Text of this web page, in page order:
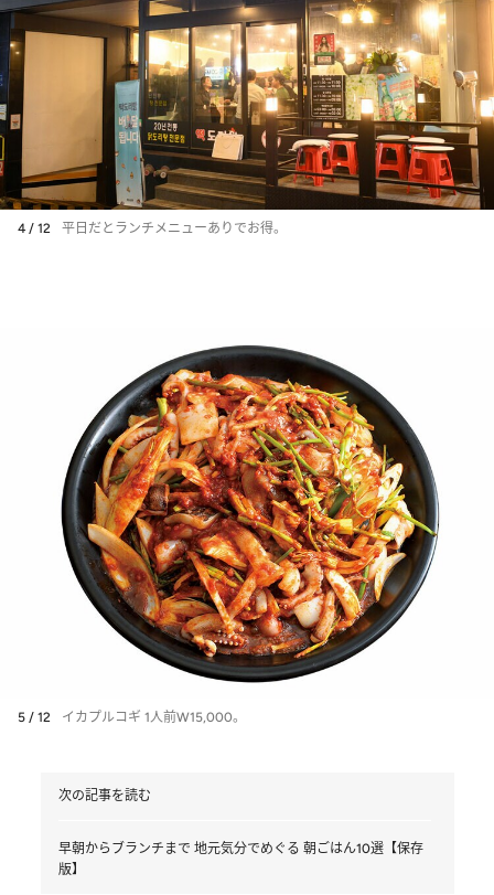
4 / 12 平日だとランチメニューありでお得。
5 / 12 イカプルコギ 1人前W15,000。
次の記事を読む
早朝からブランチまで 地元気分でめぐる 朝ごはん10選【保存
版】